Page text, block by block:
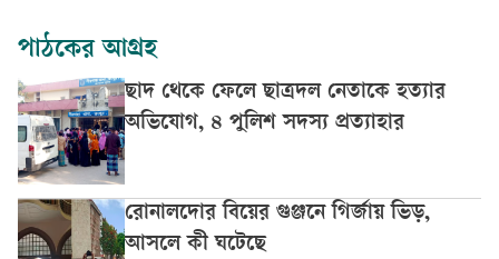
পাঠকের আগ্রহ
ছাদ থেকে ফেলে ছাত্রদল নেতাকে হত্যার
অভিযোগ, ৪ পুলিশ সদস্য প্রত্যাহার
রোনালদোর বিয়ের গুঞ্জনে গির্জায় ভিড়,
আসলে কী ঘটেছে